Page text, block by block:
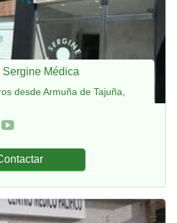
Médica
desde Armuña de Tajuña,